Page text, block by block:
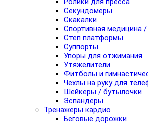
Ролики для пресса
Секундомеры
Скакалки
Спортивная медицина /
Степ платформы
Суппорты
Упоры для отжимания
Утяжелители
Фитболы и
Чехлы на руку для
Шейкеры / бутылочки
Эспандеры
Тренажеры кардио
Беговые дорожки